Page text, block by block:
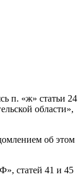
п. «ж» статьи 24
области»,
об этом
статей 41 и 45